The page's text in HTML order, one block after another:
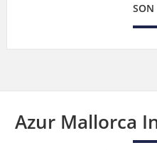
SON
Azur Mallorca